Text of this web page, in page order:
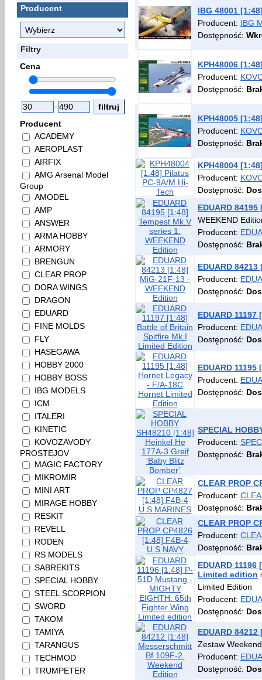
Producent
Filtry
Cena
-
Producent
ACADEMY
AEROPLAST
AIRFIX
AMG Arsenal Model
Group
AMODEL
AMP
ANSWER
ARMA HOBBY
ARMORY
BRENGUN
CLEAR PROP
DORA WINGS
DRAGON
EDUARD
FINE MOLDS
FLY
HASEGAWA
HOBBY 2000
HOBBY BOSS
IBG MODELS
ICM
ITALERI
KINETIC
KOVOZAVODY
PROSTEJOV
MAGIC FACTORY
MIKROMIR
MINI ART
MIRAGE HOBBY
RESKIT
REVELL
RODEN
RS MODELS
SABREKITS
SPECIAL HOBBY
STEEL SCORPION
SWORD
TAKOM
TAMIYA
TARANGUS
TECHMOD
TRUMPETER
IBG 48001
Producent: IBG
Dostępność:
KPH48006
Producent:
Dostępność:
KPH48005
Producent:
Dostępność:
KPH48004
Producent:
Dostępność:
EDUARD
WEEKEND
Producent:
Dostępność:
EDUARD
Producent:
Dostępność:
EDUARD
Producent:
Dostępność:
EDUARD
Producent:
Dostępność:
SPECIAL
Producent:
Dostępność:
CLEAR PROP
Producent:
Dostępność:
CLEAR PROP
Producent:
Dostępność:
EDUARD
Limited edition
Limited Edition
Producent:
Dostępność:
EDUARD
Zestaw
Producent:
Dostępność: